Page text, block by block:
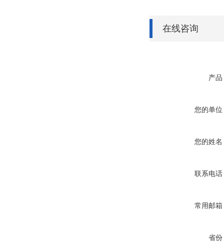
在线咨询
产品
您的单位
您的姓名
联系电话
常用邮箱
省份